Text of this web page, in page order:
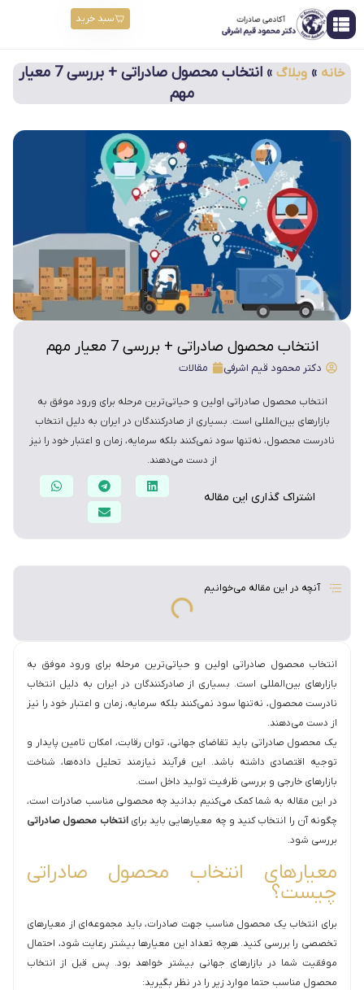
سبد خرید
خانه » وبلاگ »
انتخاب محصول صادراتی + بررسی 7 معیار
مهم
انتخاب محصول صادراتی + بررسی 7 معیار مهم
دکتر محمود قیم اشرفی مقالات
انتخاب محصول صادراتی اولین و حیاتی‌ترین مرحله برای ورود موفق به
بازارهای بین‌المللی است. بسیاری از صادرکنندگان در ایران به دلیل انتخاب
نادرست محصول، نه‌تنها سود نمی‌کنند بلکه سرمایه، زمان و اعتبار خود را نیز
از دست می‌دهند.
اشتراک گذاری این مقاله
انتخاب محصول صادراتی اولین و حیاتی‌ترین مرحله برای ورود موفق به
بازارهای بین‌المللی است. بسیاری از صادرکنندگان در ایران به دلیل انتخاب
نادرست محصول، نه‌تنها سود نمی‌کنند بلکه سرمایه، زمان و اعتبار خود را نیز
از دست می‌دهند.
یک محصول صادراتی باید تقاضای جهانی، توان رقابت، امکان تامین پایدار و
توجیه اقتصادی داشته باشد. این فرآیند نیازمند تحلیل داده‌ها، شناخت
بازارهای خارجی و بررسی ظرفیت تولید داخل است.
در این مقاله به شما کمک می‌کنیم بدانید چه محصولی مناسب صادرات است،
چگونه آن را انتخاب کنید و چه معیارهایی باید برای انتخاب محصول صادراتی
بررسی شود.
معیارهای انتخاب محصول صادراتی
چیست؟
برای انتخاب یک محصول مناسب جهت صادرات، باید مجموعه‌ای از معیارهای
تخصصی را بررسی کنید. هرچه تعداد این معیارها بیشتر رعایت شود، احتمال
موفقیت شما در بازارهای جهانی بیشتر خواهد بود. پس قبل از انتخاب
محصول مناسب حتما موارد زیر را در نظر بگیرید:
آنچه در این مقاله می‌خوانیم